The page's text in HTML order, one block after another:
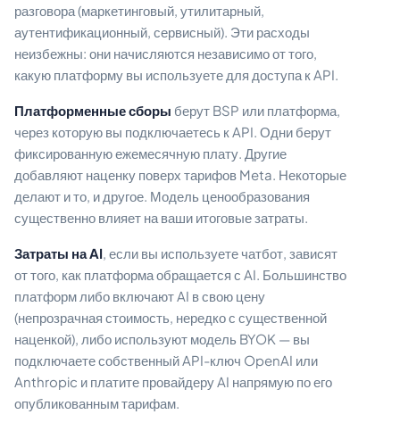
разговора (маркетинговый, утилитарный,
аутентификационный, сервисный). Эти расходы
неизбежны: они начисляются независимо от того,
какую платформу вы используете для доступа к API.
Платформенные сборы берут BSP или платформа,
через которую вы подключаетесь к API. Одни берут
фиксированную ежемесячную плату. Другие
добавляют наценку поверх тарифов Meta. Некоторые
делают и то, и другое. Модель ценообразования
существенно влияет на ваши итоговые затраты.
Затраты на AI , если вы используете чатбот, зависят
от того, как платформа обращается с AI. Большинство
платформ либо включают AI в свою цену
(непрозрачная стоимость, нередко с существенной
наценкой), либо используют модель BYOK — вы
подключаете собственный API-ключ OpenAI или
Anthropic и платите провайдеру AI напрямую по его
опубликованным тарифам.